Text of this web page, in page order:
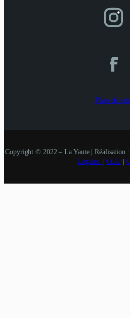
Plan du
Copyright © 2022 – La Yaute | Réalisation :
Légales. | CGU |